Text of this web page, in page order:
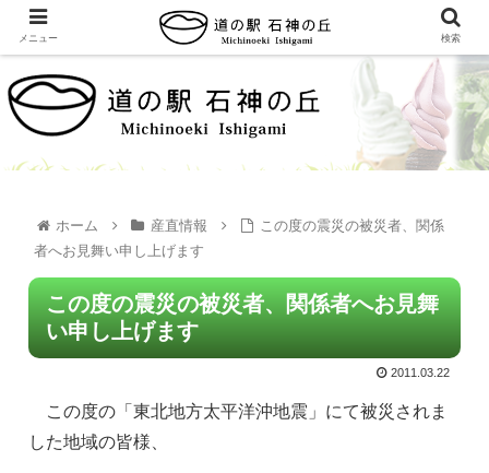
ホーム 産直情報
この度の震災の被災者、関係
者へお見舞い申し上げます
この度の震災の被災者、関係者へお見舞
い申し上げます
2011.03.22
この度の「東北地方太平洋沖地震」にて被災されま
した地域の皆様、
メニュー 検索